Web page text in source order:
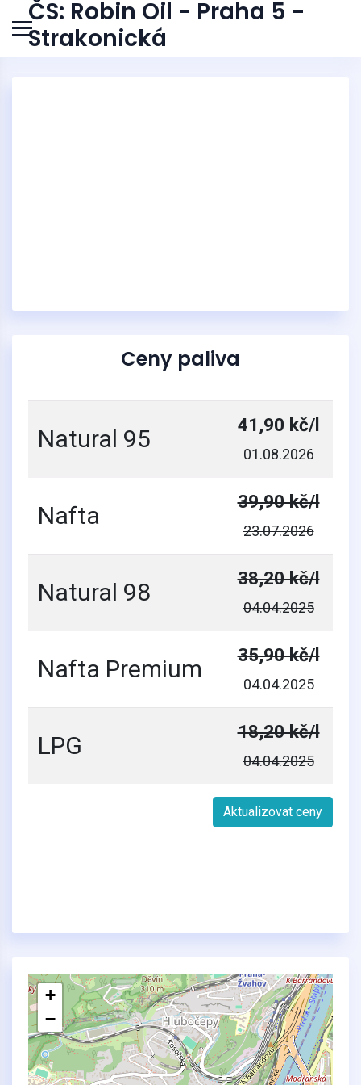
ČS: Robin Oil - Praha 5 -
Strakonická
Ceny paliva
Natural 95 41,90 kč/l
01.08.2026
Nafta 39,90 kč/l
23.07.2026
Natural 98 38,20 kč/l
04.04.2025
Nafta Premium 35,90 kč/l
04.04.2025
LPG 18,20 kč/l
04.04.2025
Aktualizovat ceny
+
−